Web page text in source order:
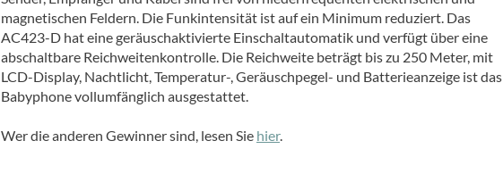
magnetischen Feldern. Die Funkintensität ist auf ein Minimum reduziert. Das
AC423-D hat eine geräuschaktivierte Einschaltautomatik und verfügt über eine
abschaltbare Reichweitenkontrolle. Die Reichweite beträgt bis zu 250 Meter, mit
LCD-Display, Nachtlicht, Temperatur-, Geräuschpegel- und Batterieanzeige ist das
Babyphone vollumfänglich ausgestattet.
Wer die anderen Gewinner sind, lesen Sie hier.